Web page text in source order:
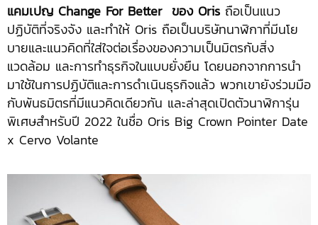
แคมเปญ Change For Better ของ Oris ถือเป็นแนว
ปฏิบัติที่จริงจัง และทำให้ Oris ถือเป็นบริษัทนาฬิกาที่มีนโย
บายและแนวคิดที่ใส่ใจต่อเรื่องของความเป็นมิตรกับสิ่ง
แวดล้อม และการทำธุรกิจในแบบยั่งยืน โดยนอกจากการนำ
มาใช้ในการปฏิบัติและการดำเนินธุรกิจแล้ว พวกเขายังร่วมมือ
กับพันธมิตรที่มีแนวคิดเดียวกัน และล่าสุดเปิดตัวนาฬิการุ่น
พิเศษสำหรับปี 2022 ในชื่อ Oris Big Crown Pointer Date
x Cervo Volante